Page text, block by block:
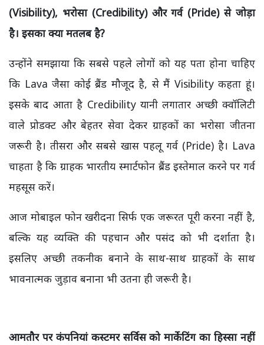
(Visibility), भरोसा (Credibility) और गर्व (Pride)से जोड़ा
है। इसका क्या मतलब है?
उन्होंने समझाया कि सबसे पहले लोगों को यह पता होना चाहिए
कि Lava जैसा कोई ब्रैंड मौजूद है, से मैं Visibility कहता हूं।
इसके बाद आता है Credibility यानी लगातार अच्छी क्वॉलिटी
वाले प्रोडक्ट और बेहतर सेवा देकर ग्राहकों का भरोसा जीतना
जरूरी है। तीसरा और सबसे खास पहलू गर्व (Pride) है। Lava
चाहता है कि ग्राहक भारतीय स्मार्टफोन ब्रैंड इस्तेमाल करने पर गर्व
महसूस करें।
आज मोबाइल फोन खरीदना सिर्फ एक जरूरत पूरी करना नहीं है,
बल्कि यह व्यक्ति की पहचान और पसंद को भी दर्शाता है।
इसलिए अच्छी तकनीक बनाने के साथ-साथ ग्राहकों के साथ
भावनात्मक जुड़ाव बनाना भी उतना ही जरूरी है।
आमतौर पर कंपनियां कस्टमर सर्विस को मार्केटिंग का हिस्सा नहीं